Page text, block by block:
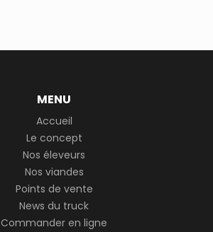
MENU
Accueil
Le concept
Nos éleveurs
Nos viandes
Points de vente
News du truck
Commander en ligne